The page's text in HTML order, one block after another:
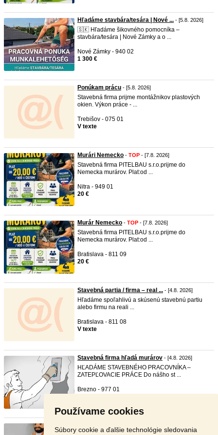
Používame cookies
Súbory cookie a ďalšie technológie sledovania
Hľadáme stavbára/tesára | Nové ... - [5.8. 2026]
🇸🇰 Hľadáme šikovného pomocníka –
stavbára/tesára | Nové Zámky a o ...
Nové Zámky - 940 02
1 300 €
Ponúkam prácu - [5.8. 2026]
Stavebná firma prijme montážnikov plastových
okien. Výkon práce - ...
Trebišov - 075 01
V texte
Murári Nemecko - TOP - [7.8. 2026]
Stavebná firma PITELBAU s.r.o.prijme do
Nemecka murárov. Plat:od ...
Nitra - 949 01
20 €
Murár Nemecko - TOP - [7.8. 2026]
Stavebná firma PITELBAU s.r.o.prijme do
Nemecka murárov. Plat:od ...
Bratislava - 811 09
20 €
Stavebná partia / firma – real ... - [4.8. 2026]
Hľadáme spoľahlivú a skúsenú stavebnú partiu
alebo firmu na reali ...
Bratislava - 811 08
V texte
Stavebná firma hľadá murárov - [4.8. 2026]
HĽADÁME STAVEBNÉHO PRACOVNÍKA –
ZATEPĽOVACIE PRÁCE Do nášho st ...
Brezno - 977 01
2026]